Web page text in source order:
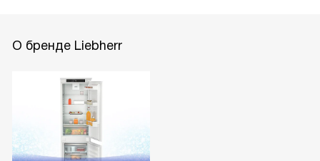
О бренде Liebherr